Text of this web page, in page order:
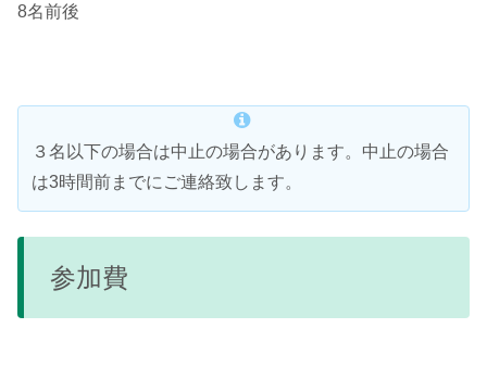
8名前後
３名以下の場合は中止の場合があります。中止の場合
は3時間前までにご連絡致します。
参加費